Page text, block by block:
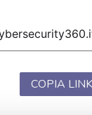
COPIA LINK